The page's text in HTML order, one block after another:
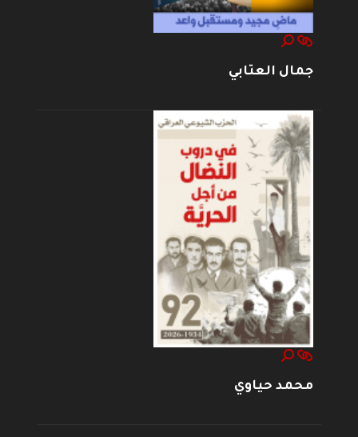
جمال العتابي
محمد حياوي